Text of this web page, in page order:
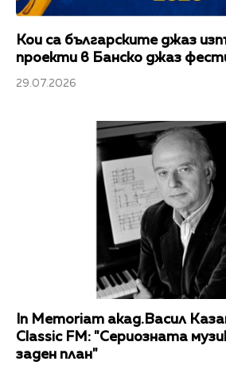
Кои са българските джаз
проекти в Банско джаз
29.07.2026
In Memoriam акад.Васил
Classic FM: "Сериозната
заден план"